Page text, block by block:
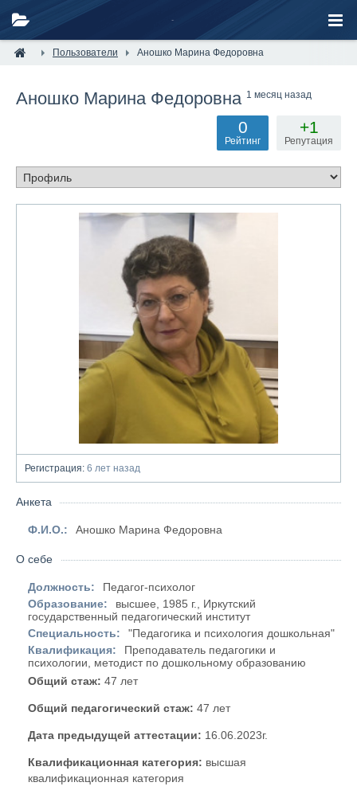
Пользователи Аношко Марина Федоровна
Аношко Марина Федоровна 1 месяц назад
+1
Репутация
0
Рейтинг
Регистрация: 6 лет назад
Анкета
Ф.И.О.: Аношко Марина Федоровна
О себе
Должность:
Педагог-психолог
Образование:
высшее, 1985 г., Иркутский
государственный педагогический институт
Специальность:
"Педагогика и психология дошкольная"
Квалификация:
Преподаватель педагогики и
психологии, методист по дошкольному образованию
Общий стаж: 47 лет
Общий педагогический стаж: 47 лет
Дата предыдущей аттестации: 16.06.2023г.
Квалификационная категория: высшая
квалификационная категория